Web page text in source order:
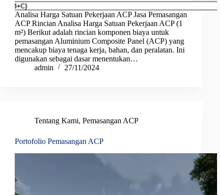
Analisa Harga Satuan Pekerjaan ACP Jasa Pemasangan
ACP Rincian Analisa Harga Satuan Pekerjaan ACP (1
m²) Berikut adalah rincian komponen biaya untuk
pemasangan Aluminium Composite Panel (ACP) yang
mencakup biaya tenaga kerja, bahan, dan peralatan. Ini
digunakan sebagai dasar menentukan…
admin
27/11/2024
Tentang Kami, Pemasangan ACP
Portofolio Pemasangan ACP